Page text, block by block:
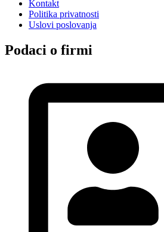
Kontakt
Politika privatnosti
Uslovi poslovanja
Podaci o firmi